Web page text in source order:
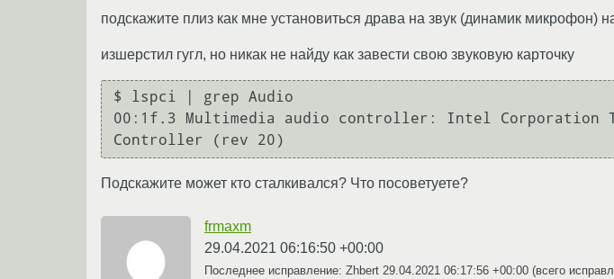
подскажите плиз как мне установиться драва на звук (динамик микрофон)
изшерстил гугл, но никак не найду как завести свою звуковую карточку
$ lspci | grep Audio
00:1f.3 Multimedia audio controller: Intel Corporation
Подскажите может кто сталкивался? Что посоветуете?
frmaxm
29.04.2021 06:16:50 +00:00
Последнее исправление: Zhbert 29.04.2021 06:17:56 +00:00 (всего